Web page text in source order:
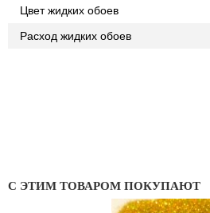
Цвет жидких обоев
Расход жидких обоев
С ЭТИМ ТОВАРОМ ПОКУПАЮТ